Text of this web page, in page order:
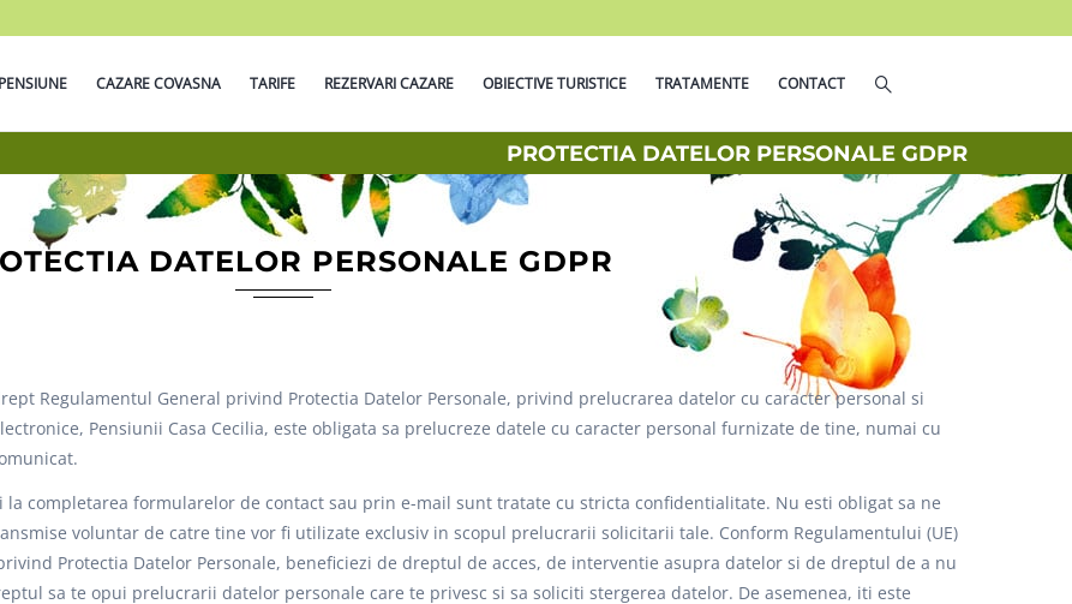
CAZARE COVASNA TARIFE REZERVARI CAZARE OBIECTIVE TURISTICE TRATAMENTE CONTACT
PROTECTIA DATELOR PERSONALE GDPR
DATELOR PERSONALE GDPR
Regulamentul General privind Protectia Datelor Personale, privind prelucrarea datelor cu caracter personal si
Pensiunii Casa Cecilia, este obligata sa prelucreze datele cu caracter personal furnizate de tine, numai cu
completarea formularelor de contact sau prin e-mail sunt tratate cu stricta confidentialitate. Nu esti obligat sa ne
voluntar de catre tine vor fi utilizate exclusiv in scopul prelucrarii solicitarii tale. Conform Regulamentului (UE)
Protectia Datelor Personale, beneficiezi de dreptul de acces, de interventie asupra datelor si de dreptul de a nu
sa te opui prelucrarii datelor personale care te privesc si sa soliciti stergerea datelor. De asemenea, iti este